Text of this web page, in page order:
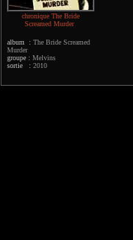
chronique The Bride
Screamed Murder
album : The Bride Screamed
Murder
groupe : Melvins
sortie : 2010